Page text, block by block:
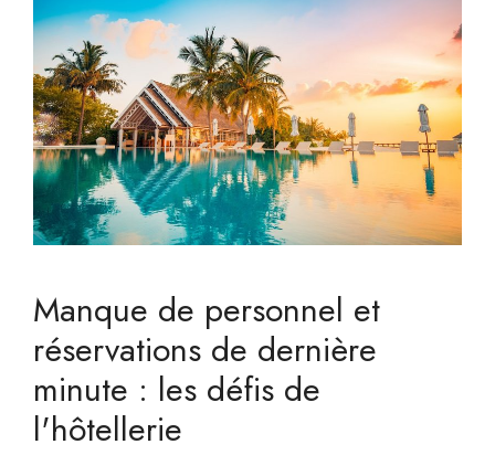
Manque de personnel et
réservations de dernière
minute : les défis de
l'hôtellerie